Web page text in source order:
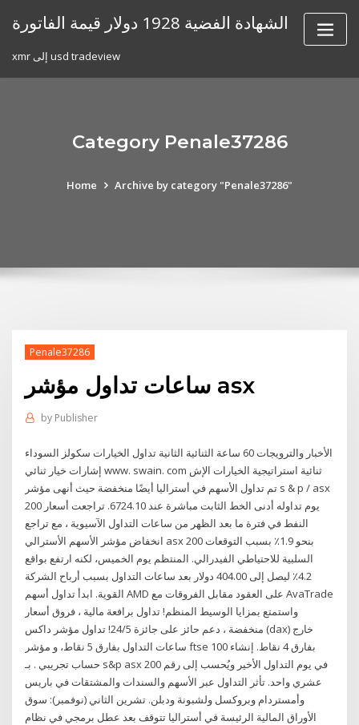
الشهادة الفضية 1928 دولار قيمة الفاتورة
xmr إلى usd tradeview
Category Penale37286
Home Archive by category "Penale37286"
Penale37286
ساعات تداول مؤشر asx
by Publisher
الأخبار والترويجات 60 ساعة الثنائية الثانية تداول الخيارات سكولز السوداء
إشارات خيار ثنائي www. swain. com ثنائية استراتيجية الخيارات الإش
تم تداول الأسهم في أستراليا أيضًا منخفضة حيث أنهى مؤشر s & p / asx
200 يوم تداوله أدنى الخط الثابت مباشرة عند 6724.10. تراجعت أسعار
النفط في فترة ما بعد الظهر من ساعات التداول الآسيوية ، مع تراجع
انخفاض مؤشر الأسهم الأسترالي asx 200 بنحو 1.9٪ بسبب التوقعات
السلبية للاحتياطي الفيدرالي. المنتظم يوم الخميس، لكنه ارتفع بواقع
4.2٪ ليصل إلى 404.00 دولار بعد ساعات التداول بسبب أرباح الشركة
القوية. ابدأ تداول أسهم AMD على العقود مقابل الفروقات مع AvaTrade
واستمتع بمزايا الوسيط المنظم! تداول برافعة مالية ، فروق أسعار
منخفضة ، دعم حائز على جائزة 24/5! تداول مؤشر داكس (dax) خارج
ساعات التداول بفارق 5 نقاط، و مؤشر ftse 100 بفارق 4 نقاط. إنشاء
حساب تجريبي . بـ s&p asx 200 في يوم التداول الأخير ويُحسب إلى رقم
عشري واحد. تأثر التداول عبر الأسهم والسندات والمشتقات في باريس
وأمستردام وبروكسل ولشبونة ودبلن. تشرين الثاني (نوفمبر): سوق
الأوراق المالية الرئيسة في أستراليا تتوقف بعد عطل برمجي في نظام